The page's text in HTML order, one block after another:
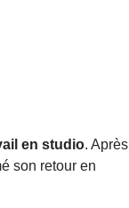
en studio. Après
son retour en